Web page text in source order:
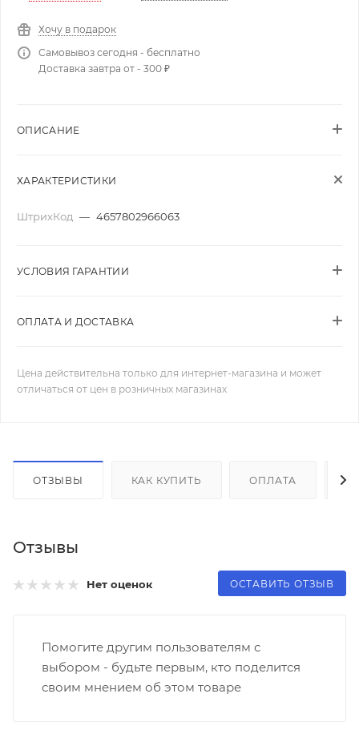
Хочу в подарок
Самовывоз сегодня - бесплатно
Доставка завтра от - 300 ₽
ОПИСАНИЕ
ХАРАКТЕРИСТИКИ
ШтрихКод — 4657802966063
УСЛОВИЯ ГАРАНТИИ
ОПЛАТА И ДОСТАВКА
Цена действительна только для интернет-магазина и может
отличаться от цен в розничных магазинах
ОТЗЫВЫ КАК КУПИТЬ ОПЛАТА
Отзывы
Нет оценок ОСТАВИТЬ ОТЗЫВ
Помогите другим пользователям с
выбором - будьте первым, кто поделится
своим мнением об этом товаре